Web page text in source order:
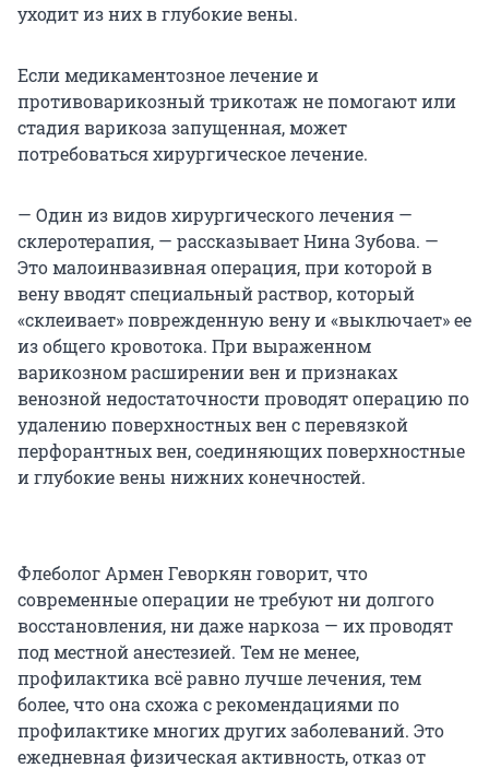
уходит из них в глубокие вены.
Если медикаментозное лечение и
противоварикозный трикотаж не помогают или
стадия варикоза запущенная, может
потребоваться хирургическое лечение.
— Один из видов хирургического лечения —
склеротерапия, — рассказывает Нина Зубова. —
Это малоинвазивная операция, при которой в
вену вводят специальный раствор, который
«склеивает» поврежденную вену и «выключает» ее
из общего кровотока. При выраженном
варикозном расширении вен и признаках
венозной недостаточности проводят операцию по
удалению поверхностных вен с перевязкой
перфорантных вен, соединяющих поверхностные
и глубокие вены нижних конечностей.
Флеболог Армен Геворкян говорит, что
современные операции не требуют ни долгого
восстановления, ни даже наркоза — их проводят
под местной анестезией. Тем не менее,
профилактика всё равно лучше лечения, тем
более, что она схожа с рекомендациями по
профилактике многих других заболеваний. Это
ежедневная физическая активность, отказ от